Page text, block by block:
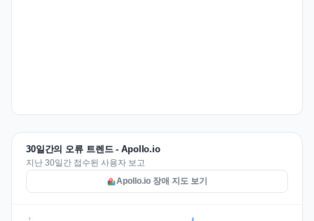
30일간의 오류 트렌드 - Apollo.io
지난 30일간 접수된 사용자 보고
Apollo.io 장애 지도 보기
3